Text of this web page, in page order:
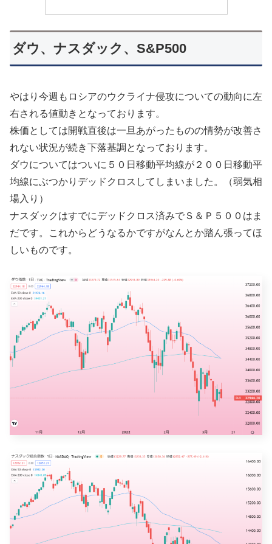
ダウ、ナスダック、S&P500
やはり今週もロシアのウクライナ侵攻についての動向に左
右される値動きとなっております。
株価としては開戦直後は一旦あがったものの情勢が改善さ
れない状況が続き下落基調となっております。
ダウについてはついに５０日移動平均線が２００日移動平
均線にぶつかりデッドクロスしてしまいました。（弱気相
場入り）
ナスダックはすでにデッドクロス済みでＳ＆Ｐ５００はま
だです。これからどうなるかですがなんとか踏ん張ってほ
しいものです。